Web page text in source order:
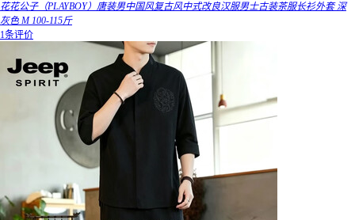
花花公子（PLAYBOY）唐装男中国风复古风中式改良汉服男士古装茶服长衫外套 深
灰色 M 100-115斤
1条评价